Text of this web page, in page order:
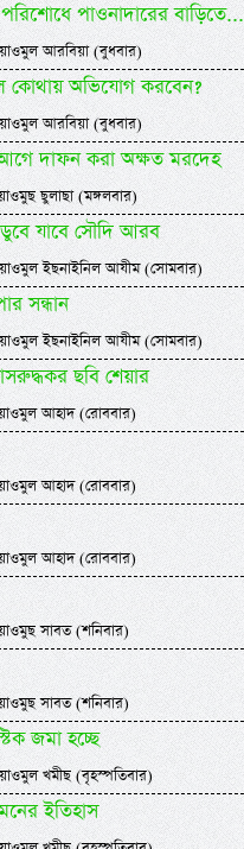
পাওনাদারের বাড়িতে...
আরবিয়া (বুধবার)
কোথায় অভিযোগ করবেন?
আরবিয়া (বুধবার)
দাফন করা অক্ষত মরদেহ
ছুলাছা (মঙ্গলবার)
যাবে সৌদি আরব
ইছনাইনিল আযীম (সোমবার)
সন্ধান
ইছনাইনিল আযীম (সোমবার)
ছবি শেয়ার
আহাদ (রোববার)
আহাদ (রোববার)
আহাদ (রোববার)
সাবত (শনিবার)
সাবত (শনিবার)
জমা হচ্ছে
খমীছ (বৃহস্পতিবার)
ইতিহাস